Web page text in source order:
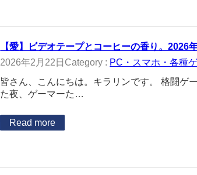
【愛】ビデオテープとコーヒーの香り。2026
2026年2月22日 Category : PC・スマホ・各種
皆さん、こんにちは。キラリンです。 格闘ゲ
た夜、ゲーマーた…
Read more